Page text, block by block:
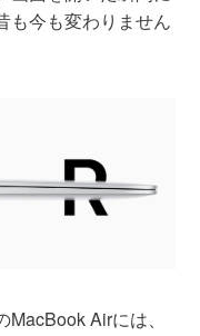
も今も変わりません
Airには、